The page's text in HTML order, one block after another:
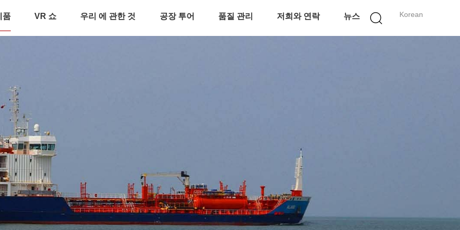
Korean
품 VR 쇼 우리 에 관한 것 공장 투어 품질 관리 저희와 연락 뉴스